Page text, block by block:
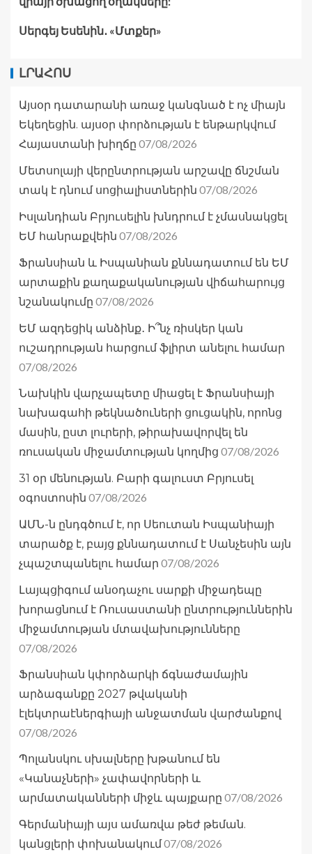
Սերգեյ Եսենին․ «Մտքեր»
ԼՐԱՀՈՍ
Այսօր դատարանի առաջ կանգնած է ոչ միայն
Եկեղեցին. այսօր փորձության է ենթարկվում
Հայաստանի խիղճը 07/08/2026
Մետսոլայի վերընտրության արշավը ճնշման
տակ է դնում սոցիալիստներին 07/08/2026
Իսլանդիան Բրյուսելին խնդրում է չմասնակցել
ԵՄ հանրաքվեին 07/08/2026
Ֆրանսիան և Իսպանիան քննադատում են ԵՄ
արտաքին քաղաքականության վիճահարույց
նշանակումը 07/08/2026
ԵՄ ազդեցիկ անձինք․ Ի՞նչ ռիսկեր կան
ուշադրության հարցում ֆլիրտ անելու համար
07/08/2026
Նախկին վարչապետը միացել է Ֆրանսիայի
նախագահի թեկնածուների ցուցակին, որոնց
մասին, ըստ լուրերի, թիրախավորվել են
ռուսական միջամտության կողմից 07/08/2026
31 օր մենության. Բարի գալուստ Բրյուսել
օգոստոսին 07/08/2026
ԱՄՆ-ն ընդգծում է, որ Սեուտան Իսպանիայի
տարածք է, բայց քննադատում է Սանչեսին այն
չպաշտպանելու համար 07/08/2026
Լայպցիգում անօդաչու սարքի միջադեպը
խորացնում է Ռուսաստանի ընտրություններին
միջամտության մտավախությունները
07/08/2026
Ֆրանսիան կփորձարկի ճգնաժամային
արձագանքը 2027 թվականի
էլեկտրաէներգիայի անջատման վարժանքով
07/08/2026
Պոլանսկու սխալները խթանում են
«Կանաչների» չափավորների և
արմատականների միջև պայքարը 07/08/2026
Գերմանիայի այս ամառվա թեժ թեման.
կանցլերի փոխանակում07/08/2026